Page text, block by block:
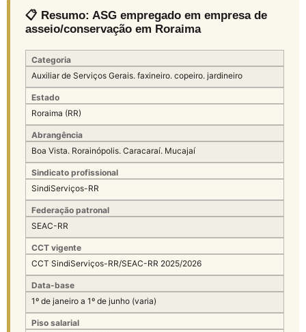
📋 Resumo: ASG empregado em empresa de
asseio/conservação em Roraima
Categoria
Auxiliar de Serviços Gerais. faxineiro. copeiro. jardineiro
Estado
Roraima (RR)
Abrangência
Boa Vista. Rorainópolis. Caracaraí. Mucajaí
Sindicato profissional
SindiServiços-RR
Federação patronal
SEAC-RR
CCT vigente
CCT SindiServiços-RR/SEAC-RR 2025/2026
Data-base
1º de janeiro a 1º de junho (varia)
Piso salarial